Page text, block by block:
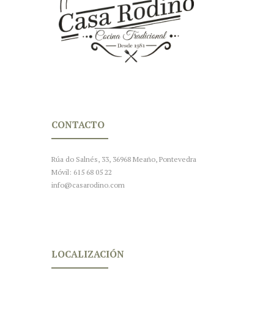
CONTACTO
Rúa do Salnés, 33, 36968 Meaño, Pontevedra
Móvil: 615 68 05 22
info@casarodino.com
LOCALIZACIÓN